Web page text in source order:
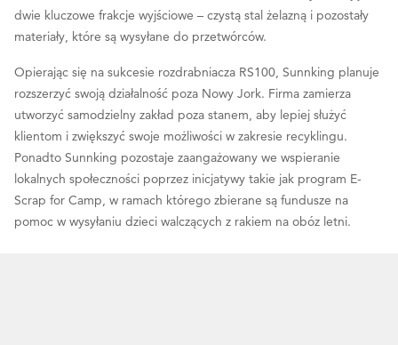
dwie kluczowe frakcje wyjściowe – czystą stal żelazną i pozostały
materiały, które są wysyłane do przetwórców.
Opierając się na sukcesie rozdrabniacza RS100, Sunnking planuje
rozszerzyć swoją działalność poza Nowy Jork. Firma zamierza
utworzyć samodzielny zakład poza stanem, aby lepiej służyć
klientom i zwiększyć swoje możliwości w zakresie recyklingu.
Ponadto Sunnking pozostaje zaangażowany we wspieranie
lokalnych społeczności poprzez inicjatywy takie jak program E-
Scrap for Camp, w ramach którego zbierane są fundusze na
pomoc w wysyłaniu dzieci walczących z rakiem na obóz letni.